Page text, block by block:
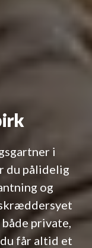
i
du pålidelig
og
private,
får altid et